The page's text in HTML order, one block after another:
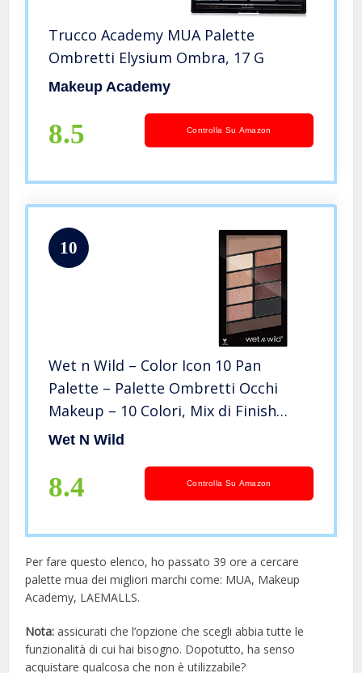
Trucco Academy MUA Palette
Ombretti Elysium Ombra, 17 G
Makeup Academy
8.5 Controlla Su Amazon
10
Wet n Wild – Color Icon 10 Pan
Palette – Palette Ombretti Occhi
Makeup – 10 Colori, Mix di Finish
Shimmer e Matte per Look Giorno e
Sfumare – Vegan – Nude Awakening
Wet N Wild
8.4 Controlla Su Amazon
Per fare questo elenco, ho passato 39 ore a cercare
palette mua dei migliori marchi come: MUA, Makeup
Academy, LAEMALLS.
Nota: assicurati che l’opzione che scegli abbia tutte le
funzionalità di cui hai bisogno. Dopotutto, ha senso
acquistare qualcosa che non è utilizzabile?